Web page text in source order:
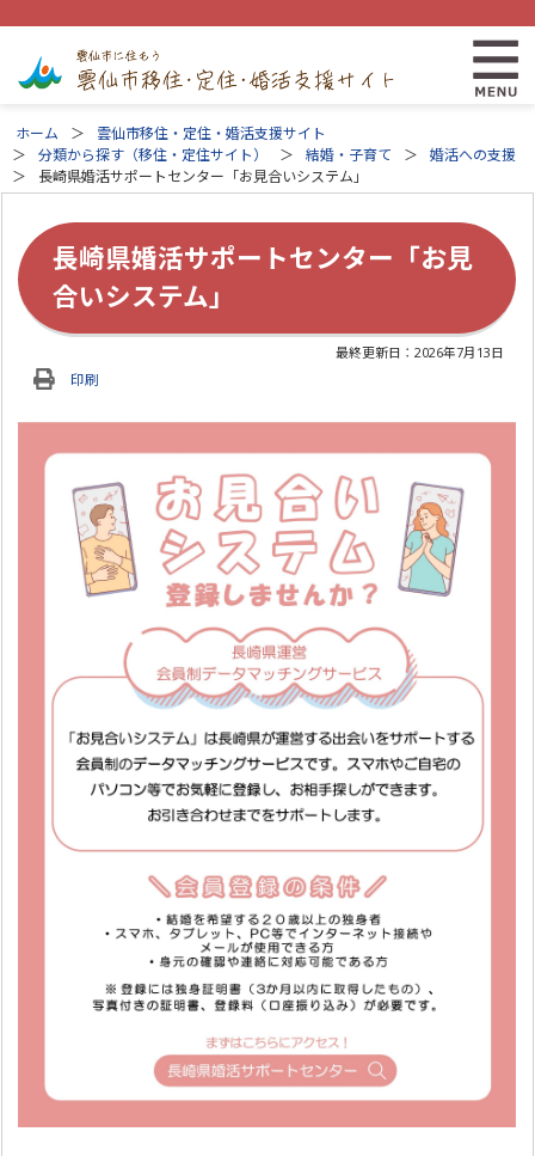
ホーム
雲仙市移住・定住・婚活支援サイト
分類から探す（移住・定住サイト）
結婚・子育て
婚活への支援
長崎県婚活サポートセンター「お見合いシステム」
長崎県婚活サポートセンター「お見
合いシステム」
最終更新日：2026年7月13日
印刷